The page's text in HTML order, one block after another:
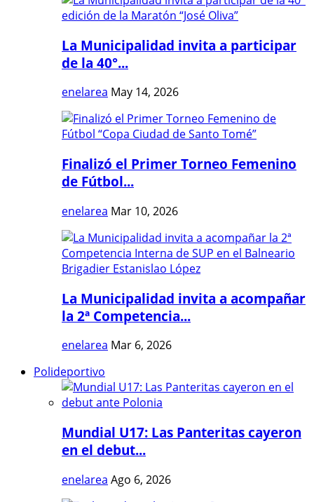
La Municipalidad invita a participar
de la 40°...
enelarea May 14, 2026
Finalizó el Primer Torneo Femenino
de Fútbol...
enelarea Mar 10, 2026
La Municipalidad invita a acompañar
la 2ª Competencia...
enelarea Mar 6, 2026
Polideportivo
Mundial U17: Las Panteritas cayeron
en el debut...
enelarea Ago 6, 2026